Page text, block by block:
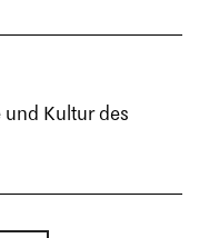
Kultur des